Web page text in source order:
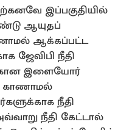
இப்பகுதியில்
ஆயுதப்
ஆக்கப்பட்ட
ஜேவிபி நீதி
இளையோர்
காணாமல்
நீதி
நீதி கேட்டால்